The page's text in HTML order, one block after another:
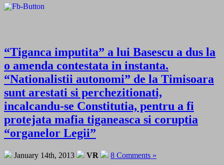
“Tiganca imputita” a lui Basescu a dus la
o amenda contestata in instanta.
“Nationalistii autonomi” de la Timisoara
sunt arestati si perchezitionati,
incalcandu-se Constitutia, pentru a fi
protejata mafia tiganeasca si coruptia
“organelor Legii”
January 14th, 2013 VR 8 Comments »